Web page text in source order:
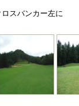
ロスバンカー左に